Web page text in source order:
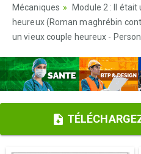
Mécaniques
Module 2 : Il
heureux (Roman maghrébin
un vieux couple heureux -